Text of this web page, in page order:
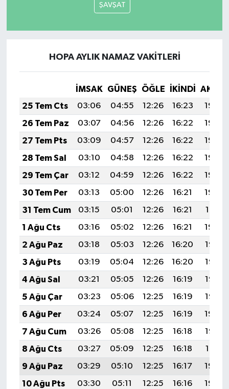
ŞAVŞAT
HOPA AYLIK NAMAZ VAKITLERI
İMSAK GÜNEŞ ÖĞLE İKINDI
25 Tem Cts
03:06 04:55 12:26 16:23
19:46
26 Tem Paz
03:07 04:56 12:26 16:22
19:46
27 Tem Pts
03:09 04:57 12:26 16:22
19:45
28 Tem Sal
03:10 04:58 12:26 16:22
19:44
29 Tem Çar
03:12 04:59 12:26 16:22
19:43
30 Tem Per
03:13 05:00 12:26 16:21
19:42
31 Tem Cum
03:15 05:01 12:26 16:21
19:41
1 Ağu Cts
03:16 05:02 12:26 16:21
19:39
2 Ağu Paz
03:18 05:03 12:26 16:20
19:38
3 Ağu Pts
03:19 05:04 12:26 16:20
19:37
4 Ağu Sal
03:21 05:05 12:26 16:19
19:36
5 Ağu Çar
03:23 05:06 12:25 16:19
19:35
6 Ağu Per
03:24 05:07 12:25 16:19
19:34
7 Ağu Cum
03:26 05:08 12:25 16:18
19:32
8 Ağu Cts
03:27 05:09 12:25 16:18
19:31
9 Ağu Paz
03:29 05:10 12:25 16:17
19:30
10 Ağu Pts
03:30 05:11 12:25 16:16
19:29